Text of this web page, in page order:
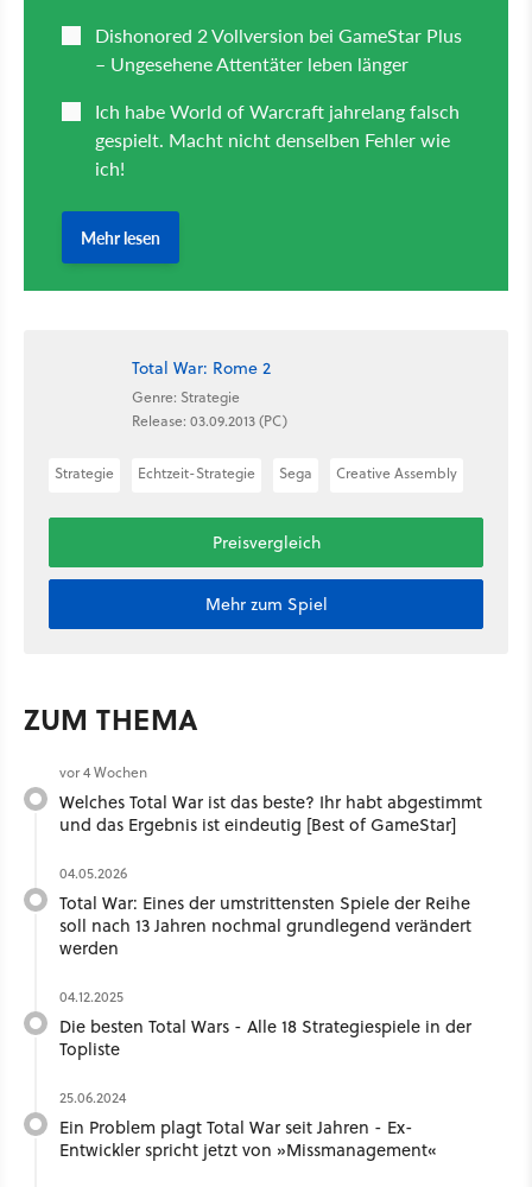
Total War: Rome 2
Genre: Strategie
Release: 03.09.2013 (PC)
Strategie Echtzeit-Strategie Sega Creative Assembly
Preisvergleich
Mehr zum Spiel
ZUM THEMA
vor 4 Wochen
Welches Total War ist das beste? Ihr habt abgestimmt
und das Ergebnis ist eindeutig [Best of GameStar]
04.05.2026
Total War: Eines der umstrittensten Spiele der Reihe
soll nach 13 Jahren nochmal grundlegend verändert
werden
04.12.2025
Die besten Total Wars - Alle 18 Strategiespiele in der
Topliste
25.06.2024
Ein Problem plagt Total War seit Jahren - Ex-
Entwickler spricht jetzt von »Missmanagement«